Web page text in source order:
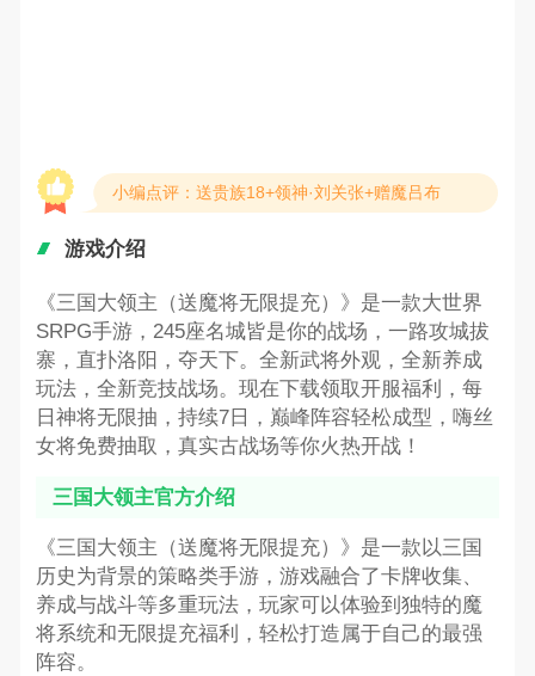
小编点评：送贵族18+领神·刘关张+赠魔吕布
游戏介绍
《三国大领主（送魔将无限提充）》是一款大世界
SRPG手游，245座名城皆是你的战场，一路攻城拔
寨，直扑洛阳，夺天下。全新武将外观，全新养成
玩法，全新竞技战场。现在下载领取开服福利，每
日神将无限抽，持续7日，巅峰阵容轻松成型，嗨丝
女将免费抽取，真实古战场等你火热开战！
三国大领主官方介绍
《三国大领主（送魔将无限提充）》是一款以三国
历史为背景的策略类手游，游戏融合了卡牌收集、
养成与战斗等多重玩法，玩家可以体验到独特的魔
将系统和无限提充福利，轻松打造属于自己的最强
阵容。